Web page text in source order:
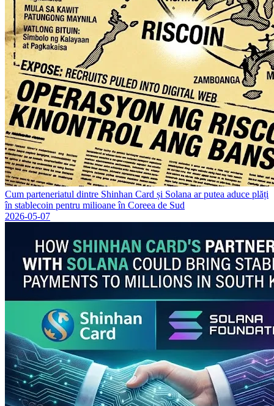
Cum parteneriatul dintre Shinhan Card și Solana ar putea aduce plăți
în stablecoin pentru milioane în Coreea de Sud
2026-05-07